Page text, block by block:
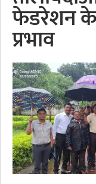
फेडरेशन
प्रभाव